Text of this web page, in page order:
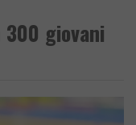
giovani